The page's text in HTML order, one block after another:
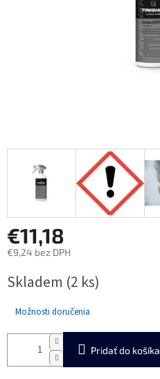
€11,18
€9,24 bez DPH
cena:
Skladem (2 ks)
Možnosti doručenia
Pridať do košíka